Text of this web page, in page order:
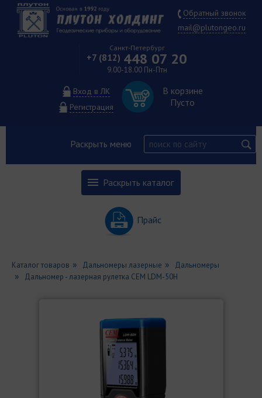
Обратный звонок
mail@plutongeo.ru
Санкт-Петербург
+7 (812) 448 07 20
9.00-18.00 Пн-Птн
Вход в ЛК
Регистрация
В корзине
Пусто
Раскрыть меню
Раскрыть каталог
Прайс
Каталог товаров Дальномеры лазерные
Дальномеры
Дальномер - лазерная рулетка СЕМ LDM-50H